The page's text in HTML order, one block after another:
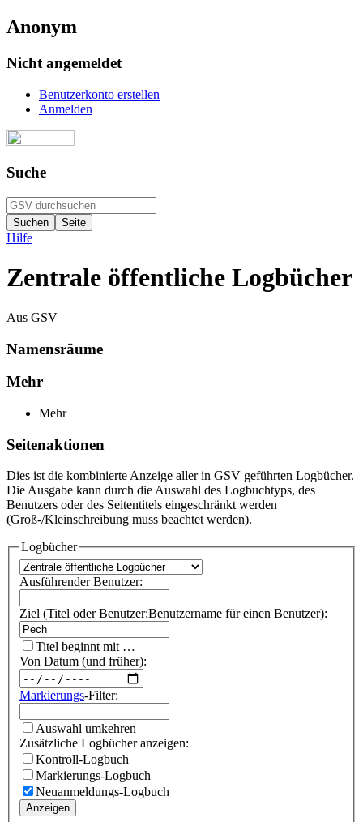
Anonym
Nicht angemeldet
Benutzerkonto erstellen
Anmelden
Suche
Hilfe
Zentrale öffentliche Logbücher
Aus GSV
Namensräume
Mehr
Mehr
Seitenaktionen
Dies ist die kombinierte Anzeige aller in GSV geführten Logbücher.
Die Ausgabe kann durch die Auswahl des Logbuchtyps, des
Benutzers oder des Seitentitels eingeschränkt werden
(Groß-/Kleinschreibung muss beachtet werden).
Logbücher
Ausführender Benutzer:
Ziel (Titel oder Benutzer:Benutzername für einen Benutzer):
Titel beginnt mit …
Von Datum (und früher):
Markierungs-Filter:
Auswahl umkehren
Zusätzliche Logbücher anzeigen:
Kontroll-Logbuch
Markierungs-Logbuch
Neuanmeldungs-Logbuch
Anzeigen